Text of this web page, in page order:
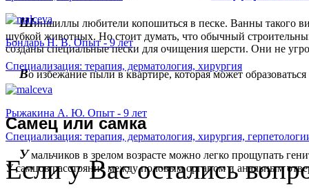
Шиншиллы любители копошиться в песке. Ванны такого
шубкой животных. Но стоит думать, что обычный
созданы специальные пески для очищения шерсти. Они не
Во избежание пыли в квартире, которая может
Самец или самка
У мальчиков в зрелом возрасте можно легко прощупать
У самцов расстояние между половым органом и анальным
Бондарь Н. В. Опыт - 9 лет
Специализация: терапия, дерматология, хирургия
Рыжакина А. Ю. Опыт - 9 лет
Специализация: терапия, дерматология, хирургия,
Если у Вас остались